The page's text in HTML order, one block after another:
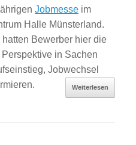
Jobmesse im
Halle Münsterland.
hatten Bewerber hier die
in Sachen
Jobwechsel
Weiterlesen